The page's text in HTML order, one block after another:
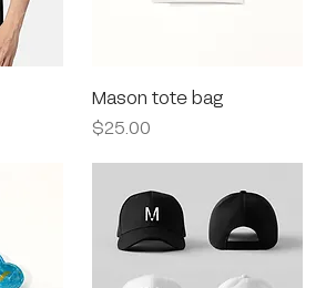
oferta
Mason tote bag
Precio
$25.00